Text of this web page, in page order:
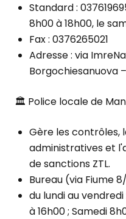
Standard :
8h00 à 18h00, le
Fax : 0376265021
Adresse : via
Borgochiesanuova
🏛 Police locale de
Gère les contrôles,
administratives et
de sanctions ZTL.
Bureau (via Fiume
du lundi au
à 16h00 ; Samedi